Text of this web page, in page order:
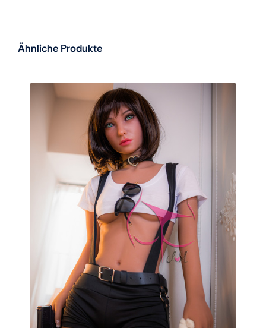
Ähnliche Produkte